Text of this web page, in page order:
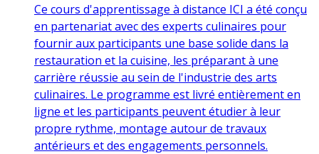
Ce cours d'apprentissage à distance ICI a été conçu
en partenariat avec des experts culinaires pour
fournir aux participants une base solide dans la
restauration et la cuisine, les préparant à une
carrière réussie au sein de l'industrie des arts
culinaires. Le programme est livré entièrement en
ligne et les participants peuvent étudier à leur
propre rythme, montage autour de travaux
antérieurs et des engagements personnels.